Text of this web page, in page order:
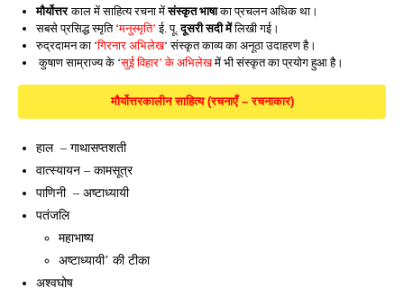
मौर्योत्तरकाल में साहित्य रचना मेंसंस्कृत भाषाका प्रचलन अधिक था।
सबसे प्रसिद्ध स्मृति ‘मनुस्मृति’ ई. पू. दूसरी सदी मेंलिखी गई।
रुद्रदामन का ‘गिरनार अभिलेख‘ संस्कृत काव्य का अनूठा उदाहरण है।
कुषाण साम्राज्य के ‘सुई विहार’ के अभिलेखमें भी संस्कृत का प्रयोग हुआ है।
मौर्योत्तरकालीन साहित्य (रचनाएँ – रचनाकार)
हाल – गाथासप्तशती
वात्स्यायन – कामसूत्र
पाणिनी – अष्टाध्यायी
पतंजलि
महाभाष्य
अष्टाध्यायी’ की टीका
अश्वघोष